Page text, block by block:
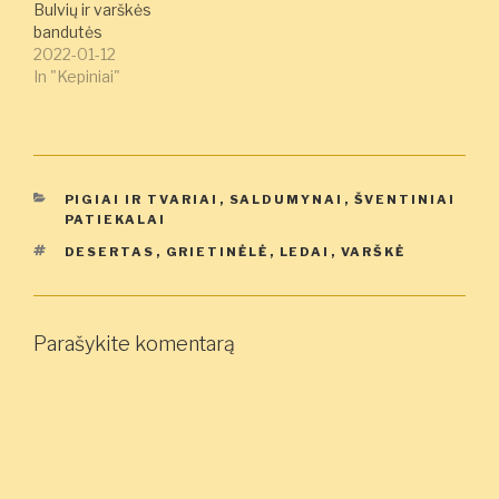
Bulvių ir varškės
bandutės
2022-01-12
In "Kepiniai"
KATEGORIJOS
PIGIAI IR TVARIAI , SALDUMYNAI , ŠVENTINIAI
PATIEKALAI
ŽYMOS
DESERTAS , GRIETINĖLĖ , LEDAI , VARŠKĖ
Parašykite komentarą